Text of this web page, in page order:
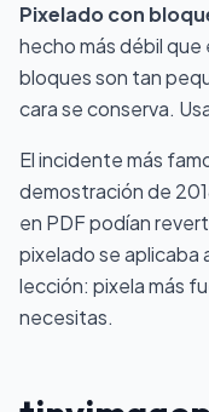
Pixelado con
hecho más débil que
bloques son tan
cara se conserva.
El incidente más
demostración de
en PDF podían
pixelado se aplicaba
lección: pixela más
necesitas.